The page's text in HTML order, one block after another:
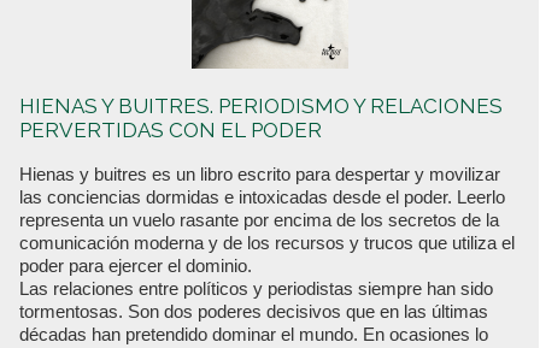
HIENAS Y BUITRES. PERIODISMO Y RELACIONES
PERVERTIDAS CON EL PODER
Hienas y buitres es un libro escrito para despertar y movilizar
las conciencias dormidas e intoxicadas desde el poder. Leerlo
representa un vuelo rasante por encima de los secretos de la
comunicación moderna y de los recursos y trucos que utiliza el
poder para ejercer el dominio.
Las relaciones entre políticos y periodistas siempre han sido
tormentosas. Son dos poderes decisivos que en las últimas
décadas han pretendido dominar el mundo. En ocasiones lo